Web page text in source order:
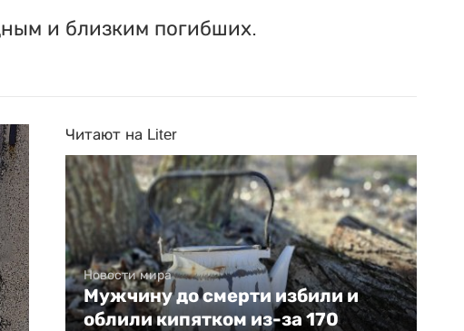
и близким погибших.
Читают на Liter
Новости мира
Мужчину до смерти избили и
облили кипятком из-за 170